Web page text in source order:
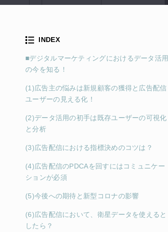
INDEX
■デジタルマーケティングにおけるデータ活用
の今を知る！
(1)広告主の悩みは新規顧客の獲得と広告配信
ユーザーの見える化！
(2)データ活用の初手は既存ユーザーの可視化
と分析
(3)広告配信における指標決めのコツは？
(4)広告配信のPDCAを回すにはコミュニケー
ションが必須
(5)今後への期待と新型コロナの影響
(6)広告配信において、衛星データを使えると
したら？